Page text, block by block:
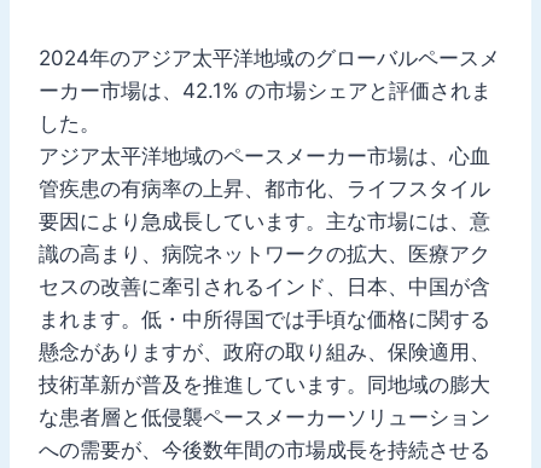
2024年のアジア太平洋地域のグローバルペースメ
ーカー市場は、42.1% の市場シェアと評価されま
した。
アジア太平洋地域のペースメーカー市場は、心血
管疾患の有病率の上昇、都市化、ライフスタイル
要因により急成長しています。主な市場には、意
識の高まり、病院ネットワークの拡大、医療アク
セスの改善に牽引されるインド、日本、中国が含
まれます。低・中所得国では手頃な価格に関する
懸念がありますが、政府の取り組み、保険適用、
技術革新が普及を推進しています。同地域の膨大
な患者層と低侵襲ペースメーカーソリューション
への需要が、今後数年間の市場成長を持続させる